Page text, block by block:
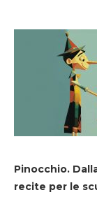
Pinocchio.
recite per le